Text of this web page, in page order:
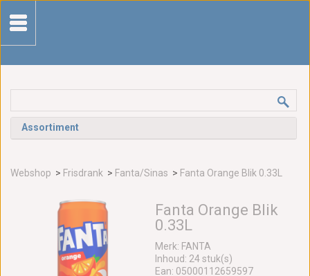
Assortiment
Webshop > Frisdrank > Fanta/Sinas > Fanta Orange Blik 0.33L
Fanta Orange Blik
0.33L
Merk: FANTA
Inhoud: 24 stuk(s)
Ean: 05000112659597